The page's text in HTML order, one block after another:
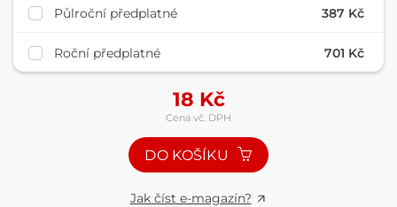
Půlroční předplatné 387 Kč
Roční předplatné 701 Kč
18 Kč
Cena vč. DPH
DO KOŠÍKU
Jak číst e-magazín?